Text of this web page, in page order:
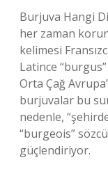
Burjuva Hangi
her zaman
kelimesi
Latince
Orta Çağ
burjuvalar bu
nedenle,
“burgeois”
güçlendiriyor.